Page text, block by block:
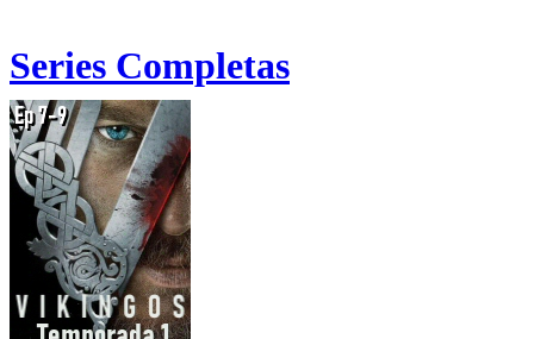
Series Completas